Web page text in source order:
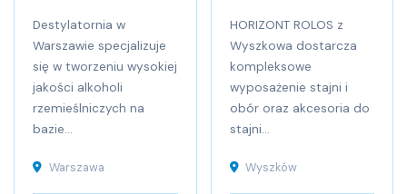
Destylatornia w
Warszawie specjalizuje
się w tworzeniu wysokiej
jakości alkoholi
rzemieślniczych na
bazie...
Warszawa
HORIZONT ROLOS z
Wyszkowa dostarcza
kompleksowe
wyposażenie stajni i
obór oraz akcesoria do
stajni...
Wyszków